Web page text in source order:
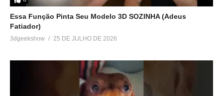
Essa Função Pinta Seu Modelo 3D SOZINHA (Adeus
Fatiador)
3dgeekshow 25 DE JULHO DE 2026